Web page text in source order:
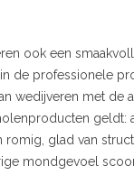
ook een
de professionele
wedijveren met de
geldt:
glad van
mondgevoel